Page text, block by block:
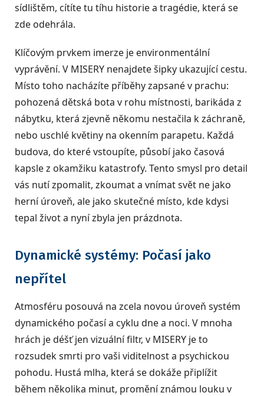
sídlištěm, cítíte tu tíhu historie a tragédie, která se
zde odehrála.
Klíčovým prvkem imerze je environmentální
vyprávění. V MISERY nenajdete šipky ukazující cestu.
Místo toho nacházíte příběhy zapsané v prachu:
pohozená dětská bota v rohu místnosti, barikáda z
nábytku, která zjevně někomu nestačila k záchraně,
nebo uschlé květiny na okenním parapetu. Každá
budova, do které vstoupíte, působí jako časová
kapsle z okamžiku katastrofy. Tento smysl pro detail
vás nutí zpomalit, zkoumat a vnímat svět ne jako
herní úroveň, ale jako skutečné místo, kde kdysi
tepal život a nyní zbyla jen prázdnota.
Dynamické systémy: Počasí jako
nepřítel
Atmosféru posouvá na zcela novou úroveň systém
dynamického počasí a cyklu dne a noci. V mnoha
hrách je déšť jen vizuální filtr, v MISERY je to
rozsudek smrti pro vaši viditelnost a psychickou
pohodu. Hustá mlha, která se dokáže připlížit
během několika minut, promění známou louku v